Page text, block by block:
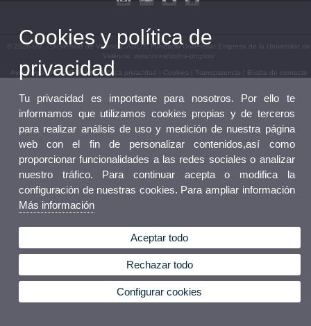
© 2026 UV. - Universitat de València. ADEIT, Fundació Universitat-Empresa de la Universitat de
València. www.uv.es/titulos-propios/
Aviso legal|Accesibilidad|Política privacidad Cookies Transparencia Bústia de contacte
Cookies y política de
privacidad
Tu privacidad es importante para nosotros. Por ello te
informamos que utilizamos cookies propias y de terceros
para realizar análisis de uso y medición de nuestra página
web con el fin de personalizar contenidos,así como
proporcionar funcionalidades a las redes sociales o analizar
nuestro tráfico. Para continuar acepta o modifica la
configuración de nuestras cookies. Para ampliar información
Más información
Aceptar todo
Rechazar todo
Configurar cookies